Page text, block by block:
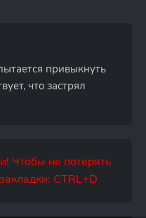
привыкнуть
что застрял
Чтобы не потерять
CTRL+D